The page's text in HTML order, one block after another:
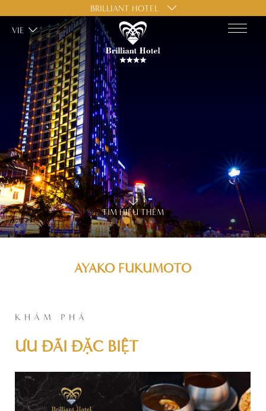
TÌM HIỂU THÊM
VIE
BRILLIANT HOTEL
AYAKO FUKUMOTO
KHÁM PHÁ
ƯU ĐÃI ĐẶC BIỆT